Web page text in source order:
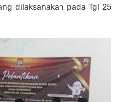
dilaksanakan pada Tgl 25